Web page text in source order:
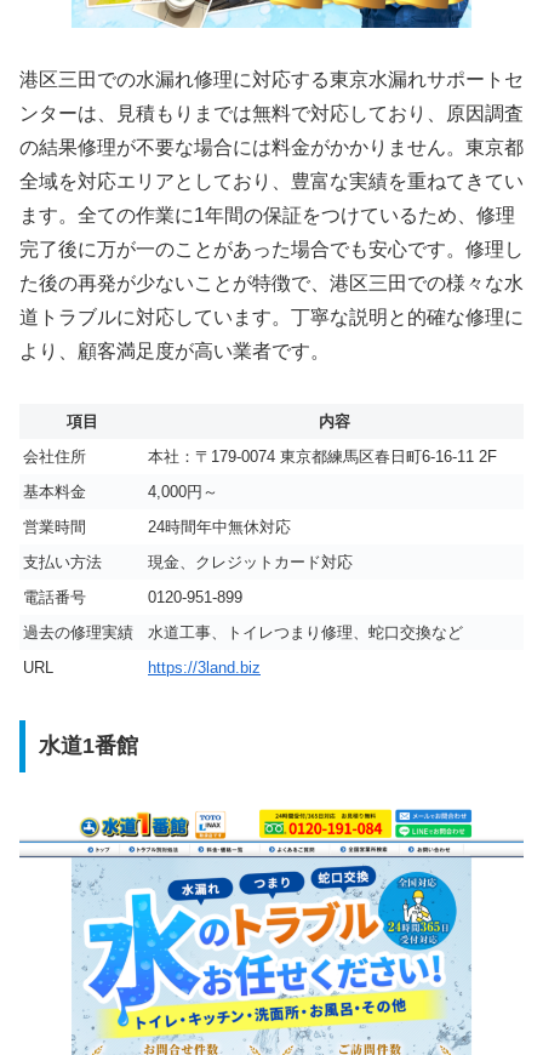
港区三田での水漏れ修理に対応する東京水漏れサポートセ
ンターは、見積もりまでは無料で対応しており、原因調査
の結果修理が不要な場合には料金がかかりません。東京都
全域を対応エリアとしており、豊富な実績を重ねてきてい
ます。全ての作業に1年間の保証をつけているため、修理
完了後に万が一のことがあった場合でも安心です。修理し
た後の再発が少ないことが特徴で、港区三田での様々な水
道トラブルに対応しています。丁寧な説明と的確な修理に
より、顧客満足度が高い業者です。
項目
内容
会社住所
本社：〒179-0074 東京都練馬区春日町6-16-11 2F
基本料金
4,000円～
営業時間
24時間年中無休対応
支払い方法
現金、クレジットカード対応
電話番号
0120-951-899
過去の修理実績
水道工事、トイレつまり修理、蛇口交換など
URL
https://3land.biz
水道1番館